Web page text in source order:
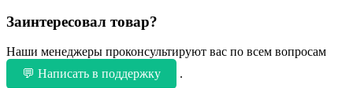
Заинтересовал товар?
Наши менеджеры проконсультируют вас по всем вопросам
💬 Написать в поддержку
.